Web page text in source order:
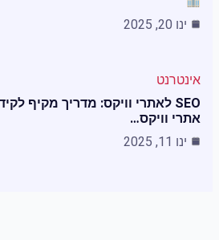
ינו 20, 2025
אינטרנט
SEO לאתרי וויקס: מדריך מקיף לקידום
אתרי וויקס…
ינו 11, 2025